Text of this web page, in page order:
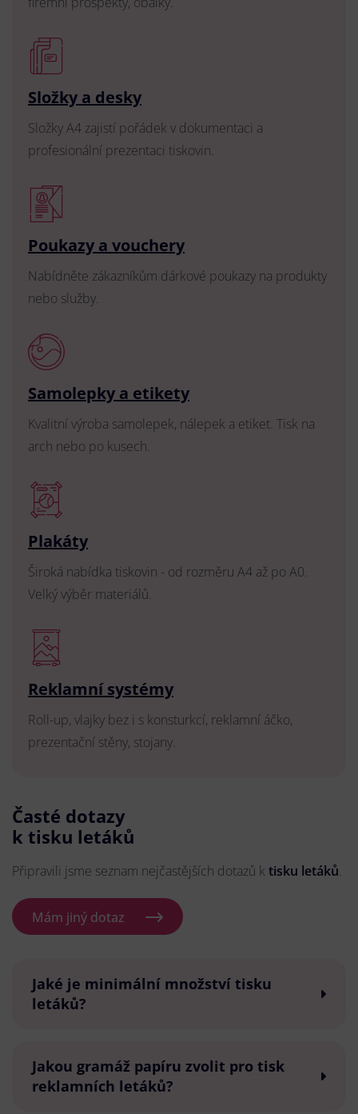
Složky a desky
Složky A4 zajistí pořádek v dokumentaci a
profesionální prezentaci tiskovin.
Poukazy a vouchery
Nabídněte zákazníkům dárkové poukazy na produkty
nebo služby.
Samolepky a etikety
Kvalitní výroba samolepek, nálepek a etiket. Tisk na
arch nebo po kusech.
Plakáty
Široká nabídka tiskovin - od rozměru A4 až po A0.
Velký výběr materiálů.
Reklamní systémy
Roll-up, vlajky bez i s konsturkcí, reklamní áčko,
prezentační stěny, stojany.
Časté dotazy
k tisku letáků
Připravili jsme seznam nejčastějších dotazů k tisku letáků.
Mám jiný dotaz
Jaké je minimální množství tisku
letáků?
Jakou gramáž papíru zvolit pro tisk
reklamních letáků?